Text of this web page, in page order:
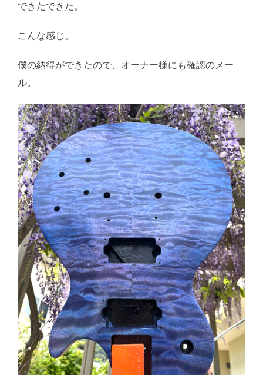
できたできた。
こんな感じ。
僕の納得ができたので、オーナー様にも確認のメー
ル。